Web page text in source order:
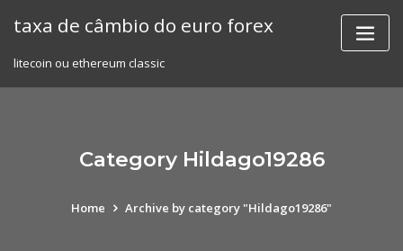
taxa de câmbio do euro forex
litecoin ou ethereum classic
Category Hildago19286
Home Archive by category "Hildago19286"